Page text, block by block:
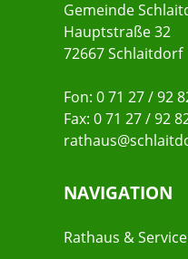
Gemeinde
Hauptstraße 32
72667 Schlaitdorf
Fon: 0 71 27 / 92
Fax: 0 71 27 / 92
NAVIGATION
Rathaus & Service